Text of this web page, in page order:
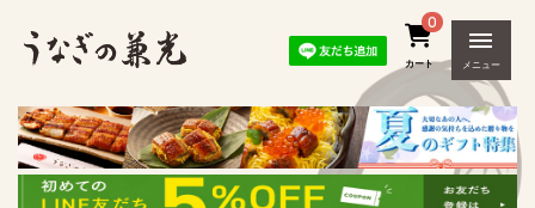
0
カート メニュー